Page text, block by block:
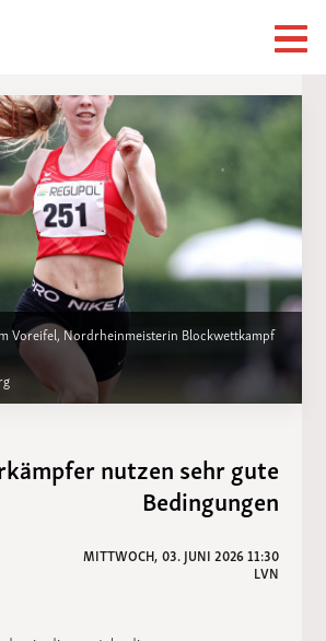
Voreifel, Nordrheinmeisterin Blockwettkampf
nutzen sehr gute
Bedingungen
MITTWOCH, 03. JUNI 2026 11:30
LVN